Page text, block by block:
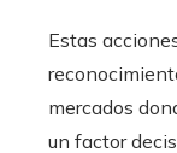
Estas
mercados
un factor